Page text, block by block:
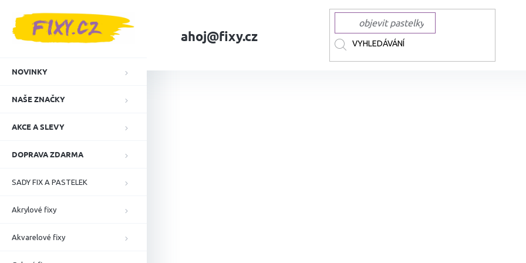
ahoj@fixy.cz
NOVINKY
NAŠE ZNAČKY
AKCE A SLEVY
DOPRAVA ZDARMA
SADY FIX A PASTELEK
Akrylové fixy
Akvarelové fixy